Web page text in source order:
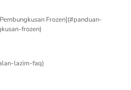
Frozen](#panduan-
frozen)
lazim-faq)